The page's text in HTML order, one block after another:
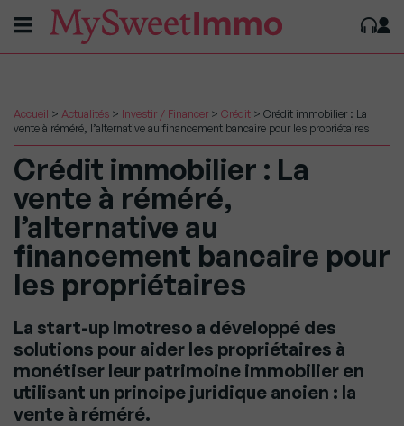
Accueil > Actualités > Investir / Financer > Crédit > Crédit immobilier : La
vente à réméré, l’alternative au financement bancaire pour les propriétaires
Crédit immobilier : La
vente à réméré,
l’alternative au
financement bancaire pour
les propriétaires
La start-up Imotreso a développé des
solutions pour aider les propriétaires à
monétiser leur patrimoine immobilier en
utilisant un principe juridique ancien : la
vente à réméré.